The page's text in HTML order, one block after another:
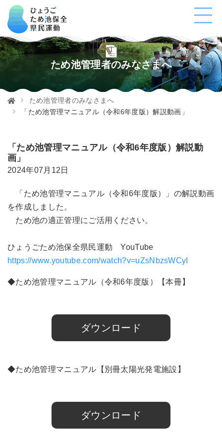
ため池管理者のみなさまへ
ため池管理者のみなさまへ
「ため池管理マニュアル（令和6年度版）解説動画」
「ため池管理マニュアル（令和6年度版）解説動
画」
2024年07月12日
「ため池管理マニュアル（令和6年度版）」の解説動画
を作成しました。
ため池の適正管理にご活用ください。
ひょうごため池保全県民運動 YouTube
https://www.youtube.com/watch?v=uZsNbzsWCyI
◆ため池管理マニュアル（令和6年度版）【本冊】
ダウンロード
◆ため池管理マニュアル【別冊太陽光発電施設】
ダウンロード